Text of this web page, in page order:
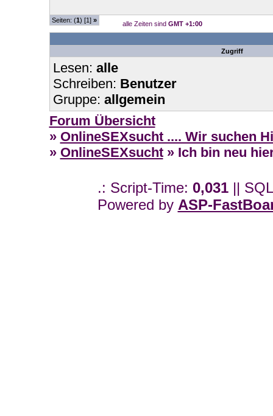
Seiten: (1) [1] » alle Zeiten sind GMT +1:00
Zugriff
Lesen: alle
Schreiben: Benutzer
Gruppe: allgemein
Forum Übersicht
» OnlineSEXsucht .... Wir suchen
» OnlineSEXsucht » Ich bin neu
.: Script-Time: 0,031||
Powered by ASP-